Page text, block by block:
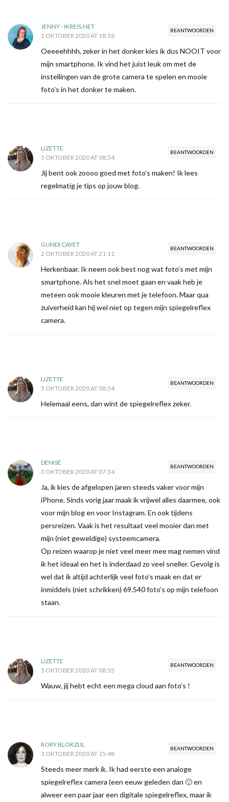
BEANTWOORDEN
JENNY - IKREIS.NET
2 OKTOBER 2020 AT 18:58
Oeeeehhhh, zeker in het donker kies ik dus NOOIT voor
mijn smartphone. Ik vind het juist leuk om met de
instellingen van de grote camera te spelen en mooie
foto’s in het donker te maken.
BEANTWOORDEN
LIZETTE
5 OKTOBER 2020 AT 08:54
Jij bent ook zoooo goed met foto’s maken! Ik lees
regelmatig je tips op jouw blog.
BEANTWOORDEN
GUNDI CAYET
2 OKTOBER 2020 AT 21:11
Herkenbaar. Ik neem ook best nog wat foto’s met mijn
smartphone. Als het snel moet gaan en vaak heb je
meteen ook mooie kleuren met je telefoon. Maar qua
zuiverheid kan hij wel niet op tegen mijn spiegelreflex
camera.
BEANTWOORDEN
LIZETTE
5 OKTOBER 2020 AT 08:54
Helemaal eens, dan wint de spiegelreflex zeker.
BEANTWOORDEN
DENISE
3 OKTOBER 2020 AT 07:34
Ja, ik kies de afgelopen jaren steeds vaker voor mijn
iPhone. Sinds vorig jaar maak ik vrijwel alles daarmee, ook
voor mijn blog en voor Instagram. En ook tijdens
persreizen. Vaak is het resultaat veel mooier dan met
mijn (niet geweldige) systeemcamera.
Op reizen waarop je niet veel meer mee mag nemen vind
ik het ideaal en het is inderdaad zo veel sneller. Gevolg is
wel dat ik altijd achterlijk veel foto’s maak en dat er
inmiddels (niet schrikken) 69.540 foto’s op mijn telefoon
staan.
BEANTWOORDEN
LIZETTE
5 OKTOBER 2020 AT 08:55
Wauw, jij hebt echt een mega cloud aan foto’s !
BEANTWOORDEN
RORY BLOKZIJL
3 OKTOBER 2020 AT 15:48
Steeds meer merk ik. Ik had eerste een analoge
spiegelreflex camera (een eeuw geleden dan 🙂 en
alweer een paar jaar een digitale spiegelreflex, maar ik